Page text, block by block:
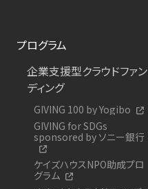
プログラム
企業支援型クラウドファン
ディング
GIVING 100 by Yogibo
GIVING for SDGs
sponsored by ソニー銀行
ケイズハウスNPO助成プロ
グラム